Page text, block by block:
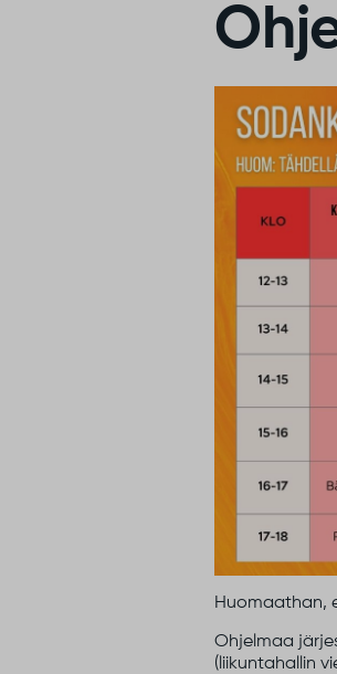
Huomaathan,
Ohjelmaa
(liikuntahallin